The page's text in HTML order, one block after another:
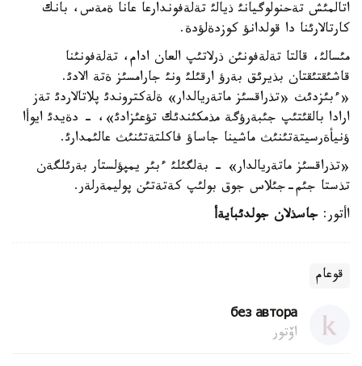
اتالمئش تةحنولوگيانئ ذيالئ تةلةفوندارعا عانا ةمةس، بانك
كارتالارئنا دا قولدانؤ كوزدةلؤدة.
مئسالئ، قالتا تةلةفونئن ذرلاتئپ العان ادام، تةلةفونئنا
قاشئقتئقتان بذيرئق بةرؤ ارقئلئ ونئ جارامسئز ةتة الادئ.
«ءبئزدئث «تذراقسئز ماتةريالدار» ةلةكتروندئ پلاتالاردئ تةز
ارادا بالقئتئپ جئبةرؤگة مذمكئندئك تؤعئزادئ»، - دةيدئ ايوأا
ؤنيأةرسيتةتئنئث ماشينا جاساؤ فاكلتةتئنئث عالئمدارئ.
«تذراقسئز ماتةريالدار» - بةلگئلئ ءبئر يمپؤلستار بةرئلگةن
تذستا جئم-جئلاس جوق بولئپ كةتةتئن پوليمةرلةر.
اأتور: جاسذلان جولدئبايةأ
قوعام
без автора
اۆتور